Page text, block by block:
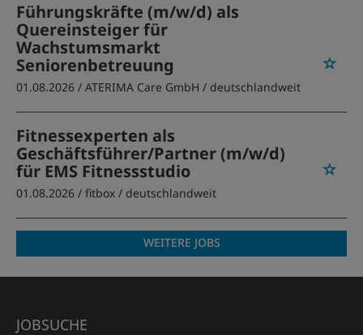
Führungskräfte (m/w/d) als
Quereinsteiger für
Wachstumsmarkt
Seniorenbetreuung
01.08.2026 / ATERIMA Care GmbH / deutschlandweit
Fitnessexperten als
Geschäftsführer/Partner (m/w/d)
für EMS Fitnessstudio
01.08.2026 / fitbox / deutschlandweit
WEITERE JOBS
JOBSUCHE